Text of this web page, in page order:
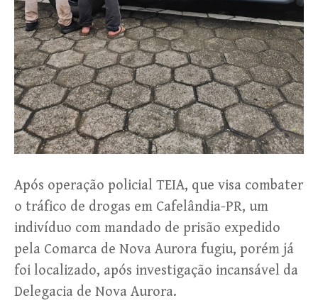
Após operação policial TEIA, que visa combater
o tráfico de drogas em Cafelândia-PR, um
indivíduo com mandado de prisão expedido
pela Comarca de Nova Aurora fugiu, porém já
foi localizado, após investigação incansável da
Delegacia de Nova Aurora.